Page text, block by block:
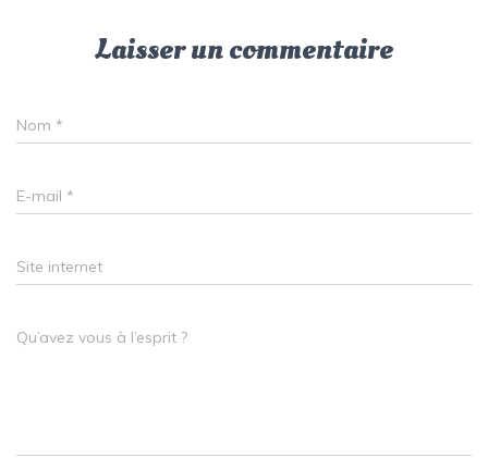
Laisser un commentaire
Nom *
E-mail *
Site internet
Qu’avez vous à l’esprit ?